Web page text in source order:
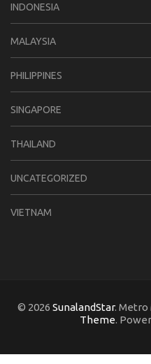
INDONESIA
MALAYSIA
PHILIPPINES
SINGAPORE
THAILAND
UNCATEGORIZED
VIETNAM
© 2026 SunalandStar. Metro
Theme.